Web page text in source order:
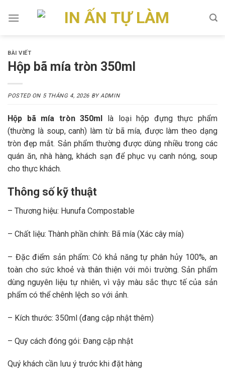
BÀI VIẾT
Hộp bã mía tròn 350ml
POSTED ON 5 THÁNG 4, 2026 BY ADMIN
Hộp bã mía tròn 350ml là loại hộp đựng thực phẩm
(thường là soup, canh) làm từ bã mía, được làm theo dạng
tròn đẹp mắt. Sản phẩm thường được dùng nhiều trong các
quán ăn, nhà hàng, khách sạn để phục vụ canh nóng, soup
cho thực khách.
Thông số kỹ thuật
– Thương hiệu: Hunufa Compostable
– Chất liệu: Thành phần chính: Bã mía (Xác cây mía)
– Đặc điểm sản phẩm: Có khả năng tự phân hủy 100%, an
toàn cho sức khoẻ và thân thiện với môi trường. Sản phẩm
dùng nguyên liệu tự nhiên, vì vậy màu sắc thực tế của sản
phẩm có thể chênh lệch so với ảnh.
– Kích thước: 350ml (đang cập nhật thêm)
– Quy cách đóng gói: Đang cập nhật
Quý khách cần lưu ý trước khi đặt hàng